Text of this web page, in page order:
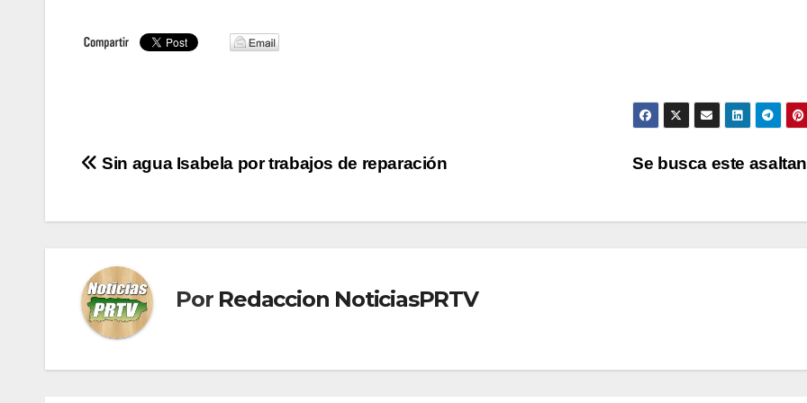
Navegación
Se busca este
Sin agua Isabela por trabajos de reparación
Por Redaccion NoticiasPRTV